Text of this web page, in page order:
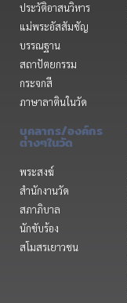
ประวัติอาสนวิหาร
แม่พระอัสสัมชัญ
บรรณฐาน
สถาปัตยกรรม
กระจกสี
ภาษาลาตินในวัด
บุคลากร/องค์กร
ต่างๆในวัด
พระสงฆ์
สำนักงานวัด
สภาภิบาล
นักขับร้อง
สโมสรเยาวชน